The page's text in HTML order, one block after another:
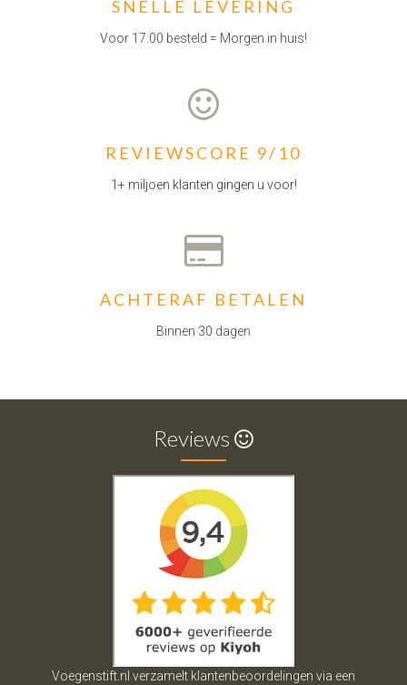
SNELLE LEVERING
Voor 17:00 besteld = Morgen in huis!
REVIEWSCORE 9/10
1+ miljoen klanten gingen u voor!
ACHTERAF BETALEN
Binnen 30 dagen
Reviews
Voegenstift.nl verzamelt klantenbeoordelingen via een